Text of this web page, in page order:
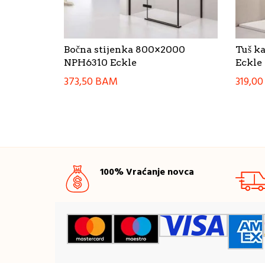
Bočna stijenka 800×2000
NPH6310 Eckle
373,50BAM
Tuš
Eckle
319,00
100% Vraćanje novca